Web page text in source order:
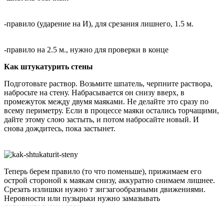
-правило (ударение на И), для срезания лишнего, 1.5 м.
-правило на 2.5 м., нужно для проверки в конце
Как штукатурить стены
Подготовьте раствор. Возьмите шпатель, черпните раствора,
набросьте на стену. Набрасывается он снизу вверх, в
промежуток между двумя маяками. Не делайте это сразу по
всему периметру. Если в процессе маяки остались торчащими,
дайте этому слою застыть, и потом набросайте новый. И
снова дождитесь, пока застынет.
Теперь берем правило (то что поменьше), прижимаем его
острой стороной к маякам снизу, аккуратно снимаем лишнее.
Срезать излишки нужно т зигзагообразными движениями.
Неровности или пузырьки нужно замазывать